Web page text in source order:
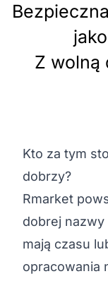
Z wolną
Kto za tym
dobrzy?
Rmarket
dobrej nazwy
mają czasu
opracowania